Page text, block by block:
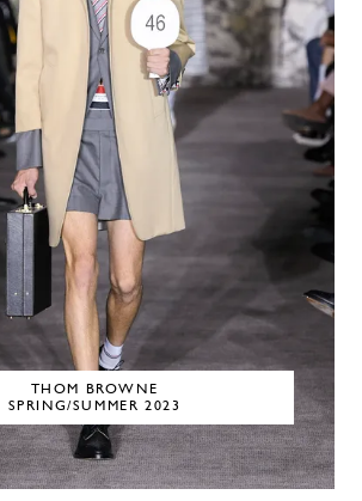
THOM BROWNE
SPRING/SUMMER 2023